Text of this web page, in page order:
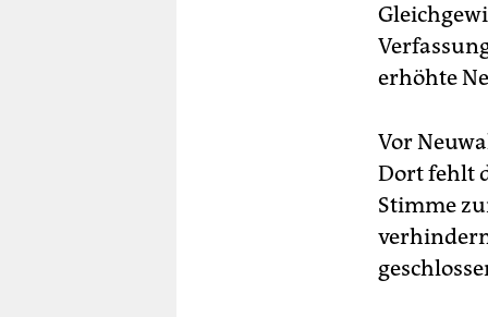
erhöhte
Vor
Dort fehlt
Stimme